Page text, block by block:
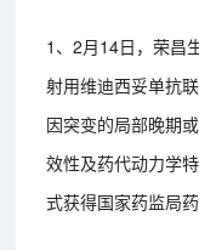
1、2月14日，荣昌
射用维迪西妥单抗
因突变的局部晚期
效性及药代动力学
式获得国家药监局药